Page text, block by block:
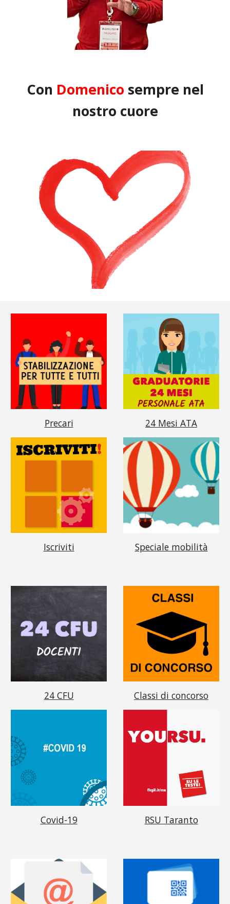
Con Domenico sempre nel
nostro cuore
Precari
Iscriviti
24 Mesi ATA
Speciale mobilità
24 CFU
Covid-19
Classi di concorso
RSU Taranto